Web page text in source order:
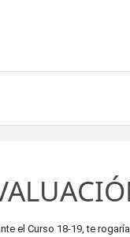
el Curso 18-19, te